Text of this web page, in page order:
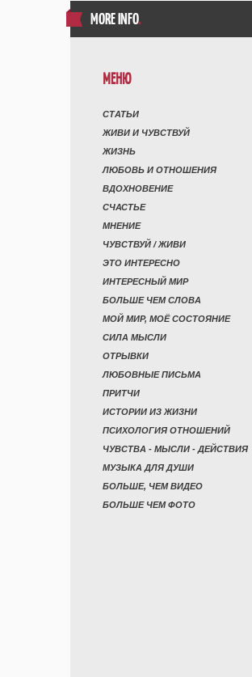
MORE INFO.
МЕНЮ
СТАТЬИ
ЖИВИ И ЧУВСТВУЙ
ЖИЗНЬ
ЛЮБОВЬ И ОТНОШЕНИЯ
ВДОХНОВЕНИЕ
СЧАСТЬЕ
МНЕНИЕ
ЧУВСТВУЙ / ЖИВИ
ЭТО ИНТЕРЕСНО
ИНТЕРЕСНЫЙ МИР
БОЛЬШЕ ЧЕМ СЛОВА
МОЙ МИР, МОЁ СОСТОЯНИЕ
СИЛА МЫСЛИ
ОТРЫВКИ
ЛЮБОВНЫЕ ПИСЬМА
ПРИТЧИ
ИСТОРИИ ИЗ ЖИЗНИ
ПСИХОЛОГИЯ ОТНОШЕНИЙ
ЧУВСТВА - МЫСЛИ - ДЕЙСТВИЯ
МУЗЫКА ДЛЯ ДУШИ
БОЛЬШЕ, ЧЕМ ВИДЕО
БОЛЬШЕ ЧЕМ ФОТО